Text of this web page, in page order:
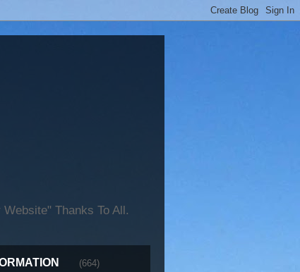
Thanks To All.
(664)